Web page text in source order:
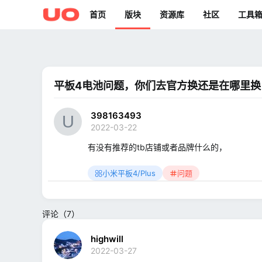
首页 版块 资源库 社区 工具箱
平板4电池问题，你们去官方换还是在哪里换
398163493
2022-03-22
有没有推荐的tb店铺或者品牌什么的，
小米平板4/Plus 问题
评论（7）
highwill
2022-03-27